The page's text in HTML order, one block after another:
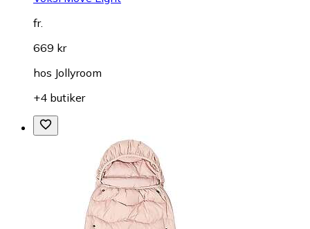
fr.
669 kr
hos Jollyroom
+4 butiker